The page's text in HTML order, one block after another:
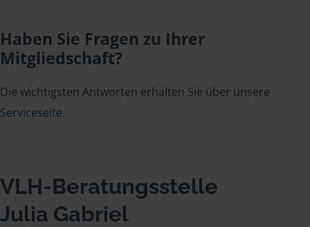
Haben Sie Fragen zu Ihrer
Mitgliedschaft?
Die wichtigsten Antworten erhalten Sie über unsere
Serviceseite.
VLH-Beratungsstelle
Julia Gabriel